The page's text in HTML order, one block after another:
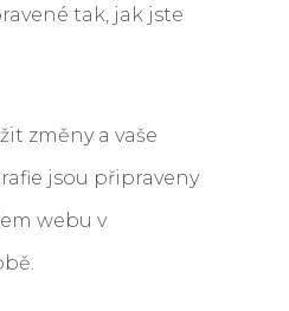
tak, jak jste
změny a vaše
jsou připraveny
webu v